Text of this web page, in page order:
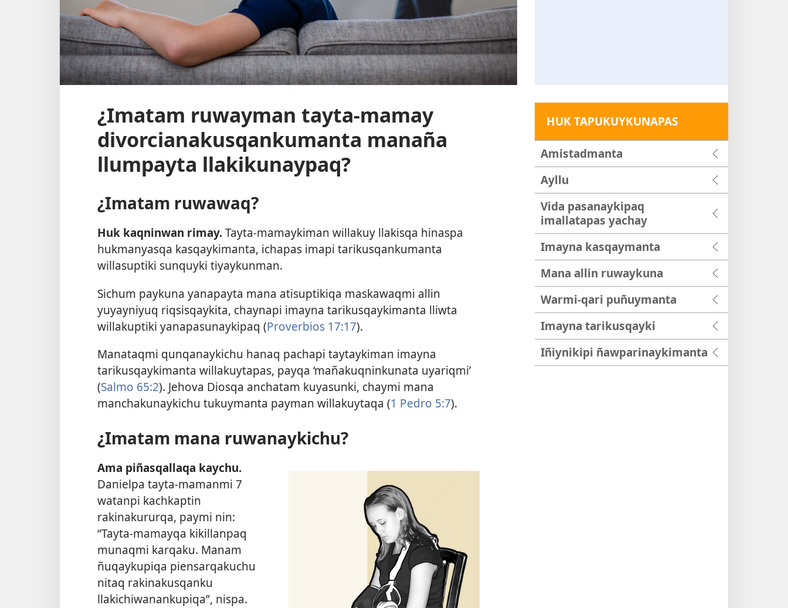
¿Imatam ruwayman tayta-mamay
divorcianakusqankumanta manaña
llumpayta llakikunaypaq?
¿Imatam ruwawaq?
Huk kaqninwan rimay.Tayta-mamaykiman willakuy llakisqa hinaspa
hukmanyasqa kasqaykimanta, ichapas imapi tarikusqankumanta
willasuptiki sunquyki tiyaykunman.
Sichum paykuna yanapayta mana atisuptikiqa maskawaqmi allin
yuyayniyuq riqsisqaykita, chaynapi imayna tarikusqaykimanta lliwta
willakuptiki yanapasunaykipaq (Proverbios 17:17).
Manataqmi qunqanaykichu hanaq pachapi taytaykiman imayna
tarikusqaykimanta willakuytapas, payqa ‘mañakuqninkunata uyariqmi’
(Salmo 65:2). Jehova Diosqa anchatam kuyasunki, chaymi mana
manchakunaykichu tukuymanta payman willakuytaqa (1 Pedro 5:7).
¿Imatam mana ruwanaykichu?
Ama piñasqallaqa kaychu.
Danielpa tayta-mamanmi 7
watanpi kachkaptin
rakinakururqa, paymi nin:
“Tayta-mamayqa kikillanpaq
munaqmi karqaku. Manam
ñuqaykupiqa piensarqakuchu
nitaq rakinakusqanku
llakichiwanankupiqa”, nispa.
HUK TAPUKUYKUNAPAS
Amistadmanta
Ayllu
Vida pasanaykipaq
imallatapas yachay
Imayna kasqaymanta
Mana allin ruwaykuna
Warmi-qari puñuymanta
Imayna tarikusqayki
Iñiynikipi ñawparinaykimanta